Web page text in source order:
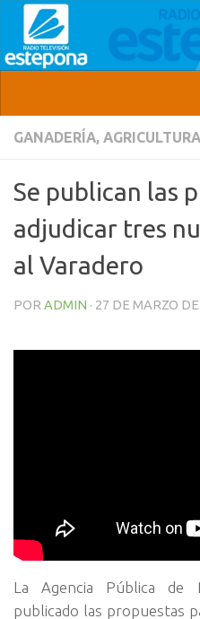
GANADERÍA,
Se publican las
adjudicar tres
al Varadero
POR ADMIN · 27 DE MARZO
La Agencia Pública de
publicado las propuestas